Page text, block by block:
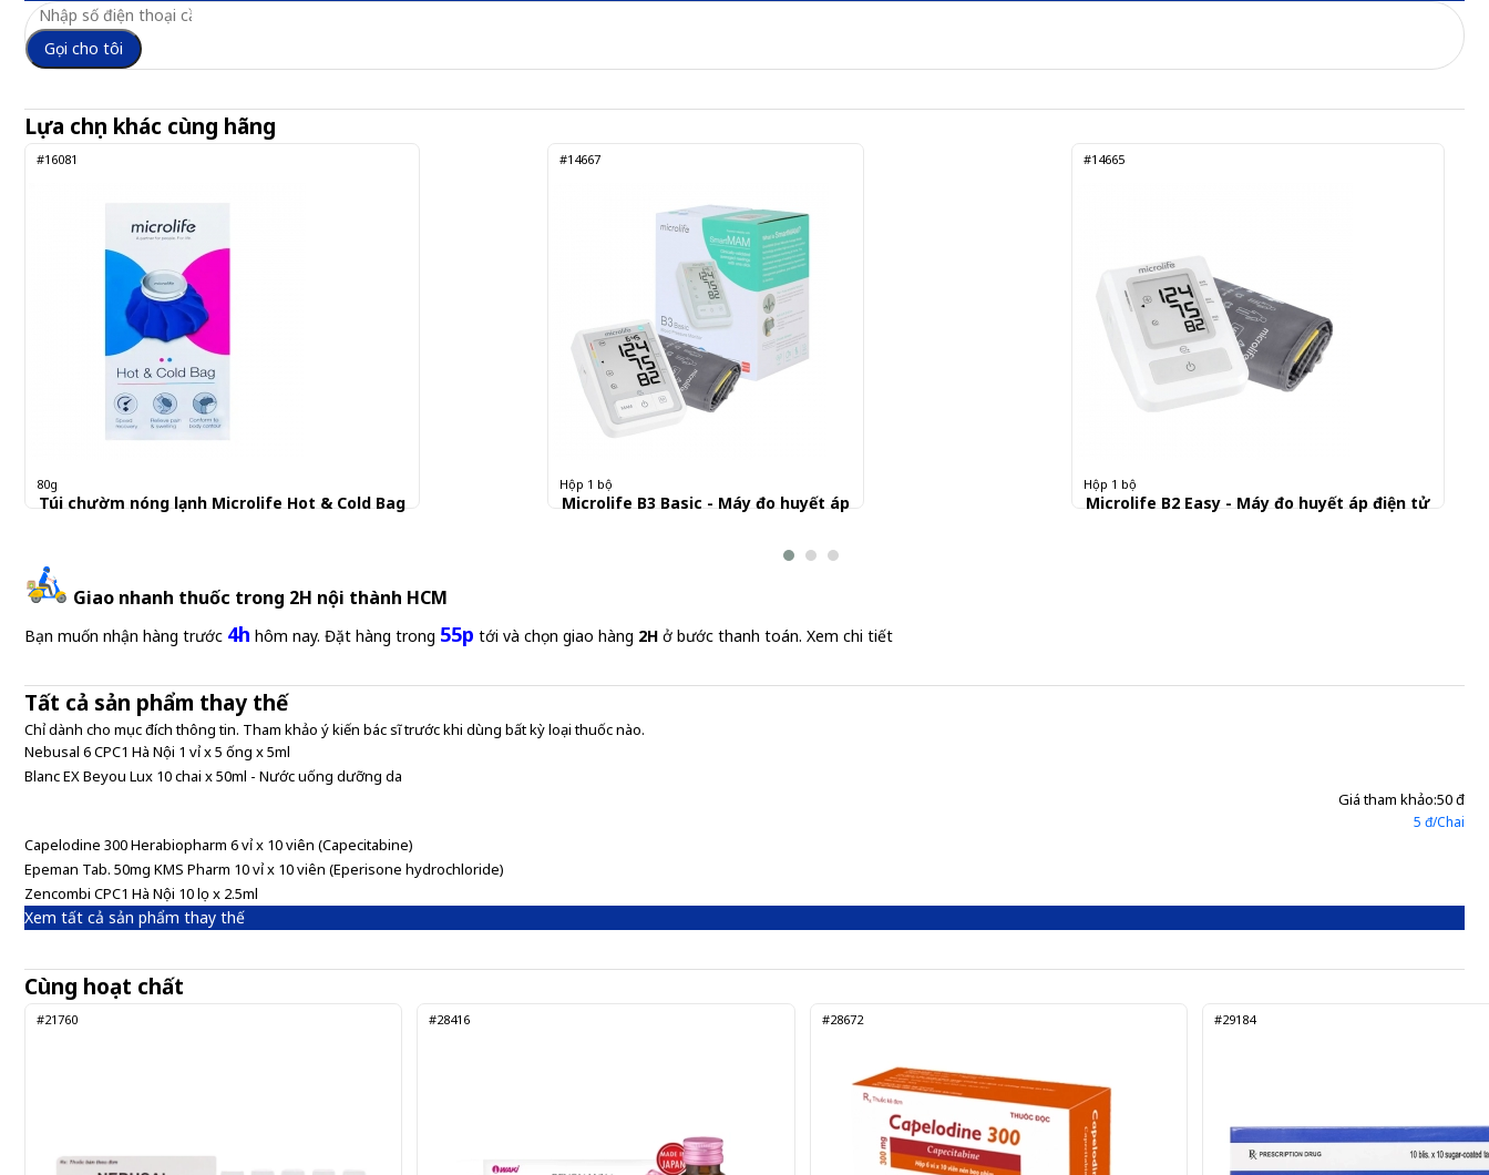
Gọi cho tôi
Lựa chọn khác cùng hãng
#16081
80g
Túi chườm nóng lạnh Microlife Hot & Cold Bag
#14667
Hộp 1 bộ
Microlife B3 Basic - Máy đo huyết áp
#14665
Hộp 1 bộ
Microlife B2 Easy - Máy đo huyết áp điện tử
Giao nhanh thuốc trong 2H nội thành HCM
Bạn muốn nhận hàng trước 4h hôm nay. Đặt hàng trong 55p tới và chọn giao hàng 2H ở bước thanh toán. Xem chi tiết
Tất cả sản phẩm thay thế
Chỉ dành cho mục đích thông tin. Tham khảo ý kiến bác sĩ trước khi dùng bất kỳ loại thuốc nào.
Nebusal 6 CPC1 Hà Nội 1 vỉ x 5 ống x 5ml
Blanc EX Beyou Lux 10 chai x 50ml - Nước uống dưỡng da
Giá tham khảo:50 đ
5 đ/Chai
Capelodine 300 Herabiopharm 6 vỉ x 10 viên (Capecitabine)
Epeman Tab. 50mg KMS Pharm 10 vỉ x 10 viên (Eperisone hydrochloride)
Zencombi CPC1 Hà Nội 10 lọ x 2.5ml
Xem tất cả sản phẩm thay thế
Cùng hoạt chất
#21760 #28416 #28672 #29184